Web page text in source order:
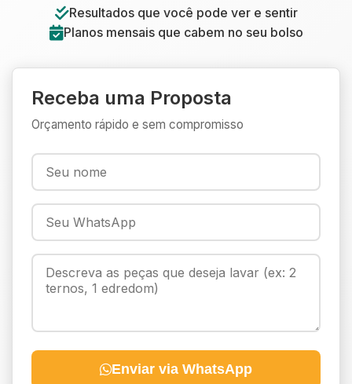
Resultados que você pode ver e sentir
Planos mensais que cabem no seu bolso
Receba uma Proposta
Orçamento rápido e sem compromisso
Enviar via WhatsApp